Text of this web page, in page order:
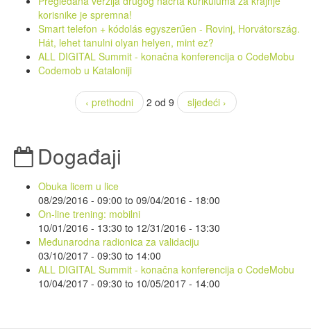
korisnike je spremna!
Smart telefon + kódolás egyszerűen - Rovinj, Horvátország.
Hát, lehet tanulni olyan helyen, mint ez?
ALL DIGITAL Summit - konačna konferencija o CodeMobu
Codemob u Kataloniji
‹ prethodni 2 od 9 sljedeći ›
Događaji
Obuka licem u lice
08/29/2016 - 09:00 to 09/04/2016 - 18:00
On-line trening: mobilni
10/01/2016 - 13:30 to 12/31/2016 - 13:30
Međunarodna radionica za validaciju
03/10/2017 - 09:30 to 14:00
ALL DIGITAL Summit - konačna konferencija o CodeMobu
10/04/2017 - 09:30 to 10/05/2017 - 14:00